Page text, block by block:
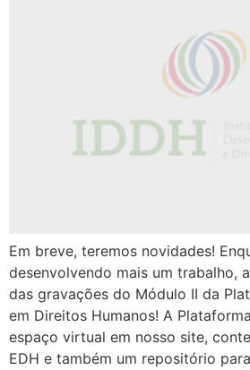
Em breve, teremos novidades!
desenvolvendo mais um trabalho,
das gravações do Módulo II da
em Direitos Humanos! A
espaço virtual em nosso site,
EDH e também um repositório